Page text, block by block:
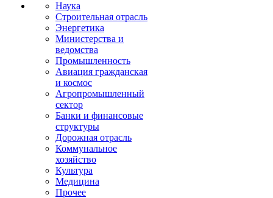
Наука
Строительная отрасль
Энергетика
Министерства и
ведомства
Промышленность
Авиация гражданская
и космос
Агропромышленный
сектор
Банки и финансовые
структуры
Дорожная отрасль
Коммунальное
хозяйство
Культура
Медицина
Прочее